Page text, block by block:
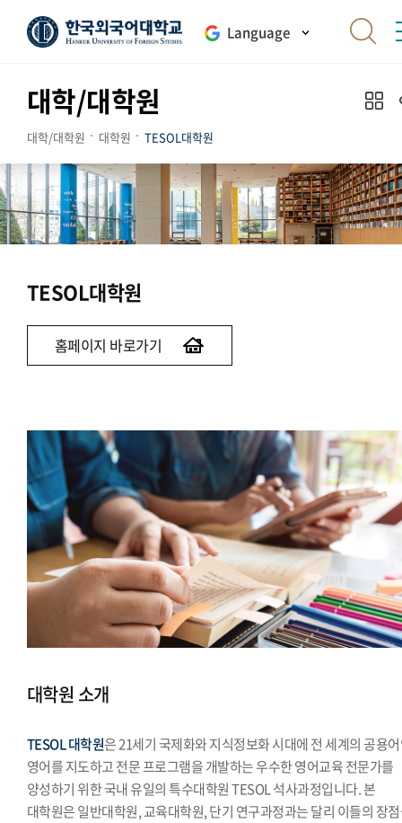
Language
대학/대학원
대학/대학원 대학원 TESOL대학원
TESOL대학원
홈페이지 바로가기
대학원 소개
TESOL 대학원은 21세기 국제화와 지식정보화 시대에 전 세계의 공용
영어를 지도하고 전문 프로그램을 개발하는 우수한 영어교육 전문가를
양성하기 위한 국내 유일의 특수대학원 TESOL 석사과정입니다. 본
대학원은 일반대학원, 교육대학원, 단기 연구과정과는 달리 이들의 장